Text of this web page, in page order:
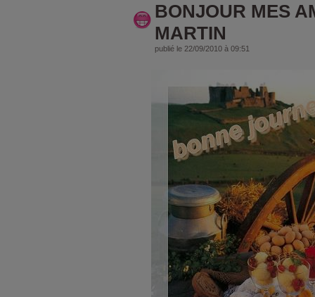
BONJOUR MES
MARTIN
publié le 22/09/2010 à 09:51